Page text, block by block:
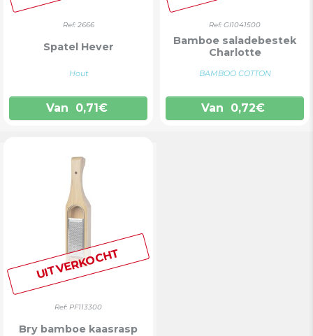
Ref: 2666
Spatel Hever
Hout
Van 0,71€
Ref: GI1041500
Bamboe saladebestek
Charlotte
BAMBOO COTTON
Van 0,72€
UITVERKOCHT
Ref: PF113300
Bry bamboe kaasrasp